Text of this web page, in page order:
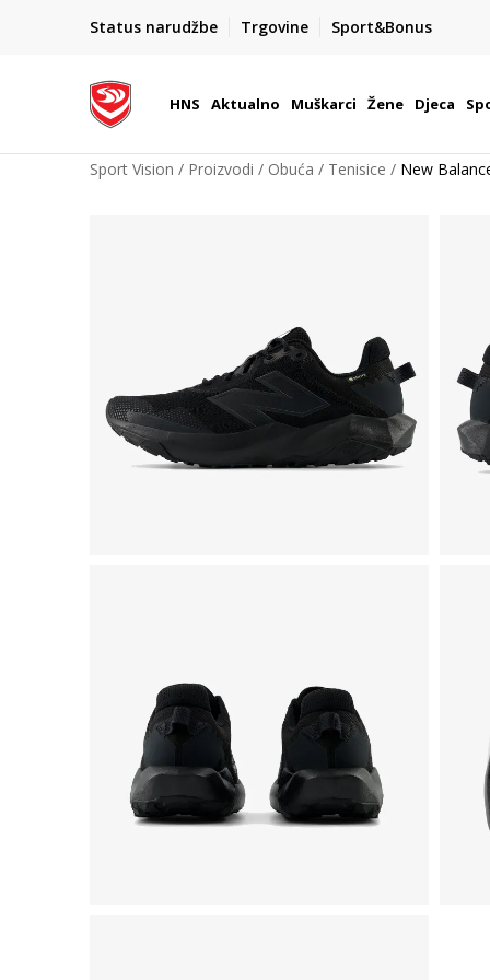
Status narudžbe Trgovine Sport&Bonus
BOX NOW
Dostava 1,50 €
| Više od 800 paketomata u
HNS Aktualno Muškarci Žene Djeca
Sport Vision Proizvodi Obuća Tenisice New